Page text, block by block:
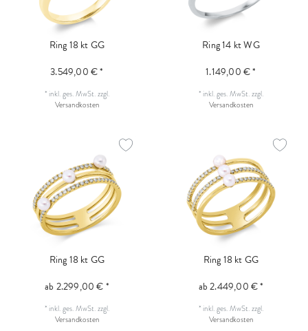
Ring 18 kt GG
3.549,00 € *
* inkl. ges. MwSt.zzgl.
Versandkosten
Ring 14 kt WG
1.149,00 € *
* inkl. ges. MwSt.zzgl.
Versandkosten
Ring 18 kt GG
ab 2.299,00 € *
* inkl. ges. MwSt.zzgl.
Versandkosten
Ring 18 kt GG
ab 2.449,00 € *
* inkl. ges. MwSt.zzgl.
Versandkosten